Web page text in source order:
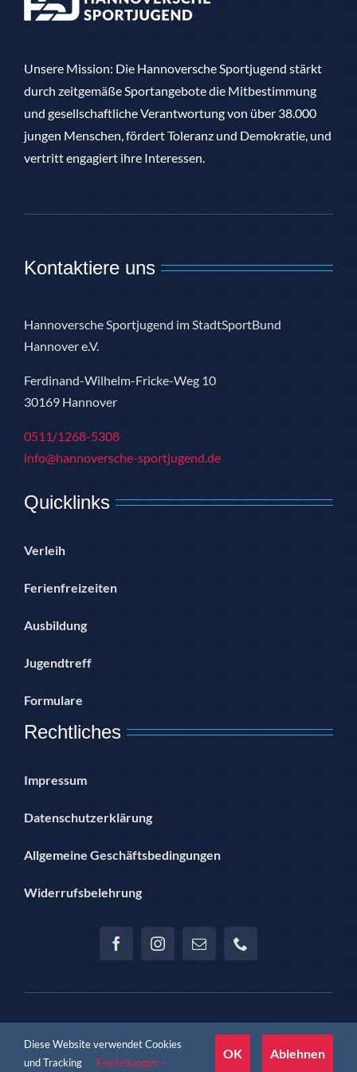
Unsere Mission: Die Hannoversche Sportjugend stärkt
durch zeitgemäße Sportangebote die Mitbestimmung
und gesellschaftliche Verantwortung von über 38.000
jungen Menschen, fördert Toleranz und Demokratie, und
vertritt engagiert ihre Interessen.
Kontaktiere uns
Hannoversche Sportjugend im StadtSportBund
Hannover e.V.
Ferdinand-Wilhelm-Fricke-Weg 10
30169 Hannover
0511/1268-5308
info@hannoversche-sportjugend.de
Quicklinks
Verleih
Ferienfreizeiten
Ausbildung
Jugendtreff
Formulare
Rechtliches
Impressum
Datenschutzerklärung
Allgemeine Geschäftsbedingungen
Widerrufsbelehrung
© Copyright 2012 – 2024 | Hannoversche Sportjugend im SSB
Hannover e.V. | proudly presented by Jan Teichmann
Diese Website verwendet Cookies
und Tracking
Einstellungen
OK Ablehnen